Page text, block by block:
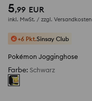
5,99 EUR
inkl. MwSt. / zzgl. Versandkosten
+6 Pkt.Sinsay Club
Pokémon Jogginghose
Farbe: Schwarz